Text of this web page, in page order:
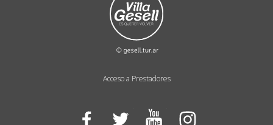
Acceso a Prestadores
Facebook Twitter YouTube